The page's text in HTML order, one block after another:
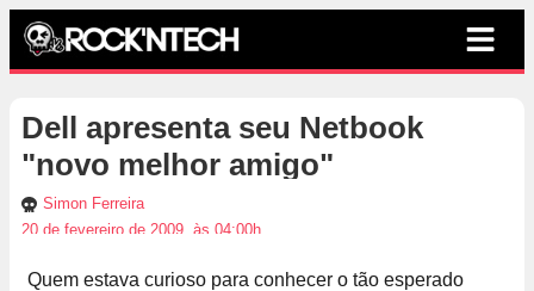
Dell apresenta seu Netbook
"novo melhor amigo"
Simon Ferreira
20 de fevereiro de 2009, às 04:00h
Quem estava curioso para conhecer o tão esperado